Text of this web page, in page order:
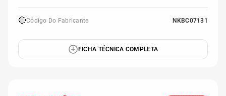
🔴Código Do Fabricante NKBC07131
FICHA TÉCNICA COMPLETA